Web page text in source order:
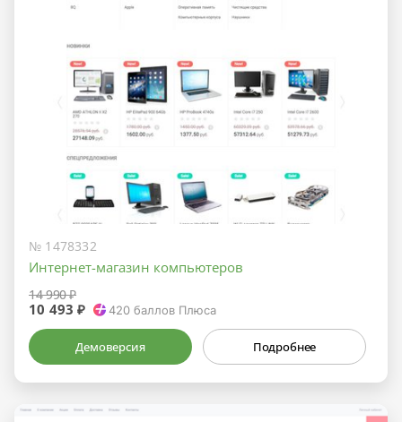
№ 1478332
Интернет-магазин компьютеров
14 990 ₽
10 493 ₽ 420баллов Плюса
Демоверсия Подробнее